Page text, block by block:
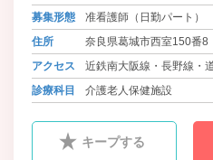
募集形態
准看護師（日勤パート）
住所
奈良県葛城市西室150番8
アクセス
近鉄南大阪線・長野線・
近鉄南大阪線・長野線・
診療科目 介護老人保健施設
キープする